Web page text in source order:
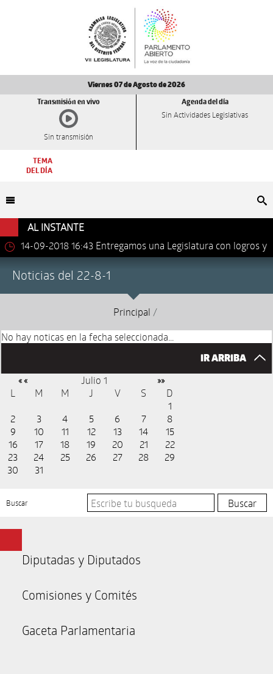
Viernes 07 de Agosto de 2026
Transmisión en vivo
Sin transmisión
Agenda del día
Sin Actividades Legislativas
TEMA
DEL DÍA
AL INSTANTE
14-09-2018 16:43 Entregamos una Legislatura con logros y
Noticias del 22-8-1
Principal /
No hay noticas en la fecha seleccionada...
IR ARRIBA
« « Julio 1 »»
L M M J V S
D
1
2
3 4 5 6 7
8
9
10 11 12 13 14
15
16
17 18 19 20 21
22
23
24 25 26 27 28
29
30
31
Buscar
Diputadas y Diputados
Comisiones y Comités
Gaceta Parlamentaria